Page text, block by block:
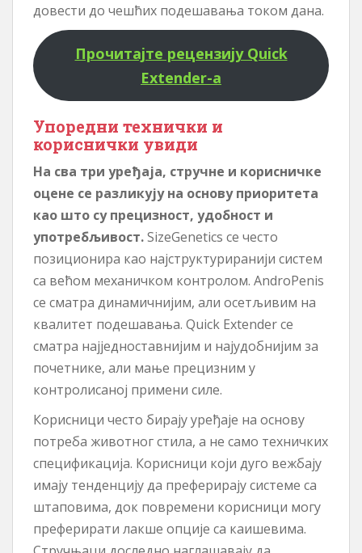
довести до чешћих подешавања током дана.
Прочитајте рецензију Quick
Extender-а
Упоредни технички и
кориснички увиди
На сва три уређаја, стручне и корисничке
оцене се разликују на основу приоритета
као што су прецизност, удобност и
употребљивост.SizeGenetics се често
позиционира као најструктуриранији систем
са већом механичком контролом. AndroPenis
се сматра динамичнијим, али осетљивим на
квалитет подешавања. Quick Extender се
сматра најједноставнијим и најудобнијим за
почетнике, али мање прецизним у
контролисаној примени силе.
Корисници често бирају уређаје на основу
потреба животног стила, а не само техничких
спецификација. Корисници који дуго вежбају
имају тенденцију да преферирају системе са
штаповима, док повремени корисници могу
преферирати лакше опције са каишевима.